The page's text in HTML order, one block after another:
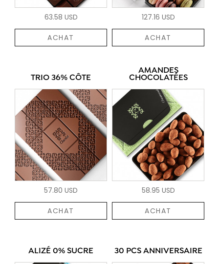
63.58 USD
ACHAT
127.16 USD
ACHAT
TRIO 36% CÔTE
57.80 USD
ACHAT
AMANDES
CHOCOLATÉES
58.95 USD
ACHAT
ALIZÉ 0% SUCRE 30 PCS ANNIVERSAIRE